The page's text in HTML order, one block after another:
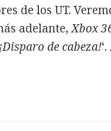
de los UT.
adelante,Xbox
¡Disparo de cabeza!